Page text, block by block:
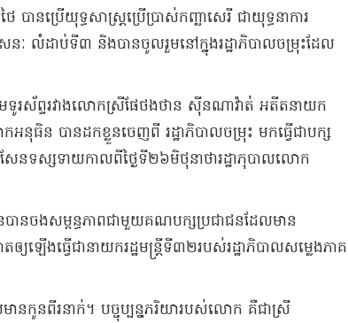
នប្រើយុទ្ធសាស្រ្តប្រើប្រាស់កញ្ឆាសេរី ជាយុទ្ធនាការ
លំដាប់ទី៣ និងបានចូលរួមនៅក្នុងរដ្ឋាភិបាលចម្រុះដែល
មទូរស័ព្ទរវាងលោកស្រីផែថងថាន ស៊ីនណាវ៉ាត់់ អតីតនាយក
នុធិន បានដកខ្លួនចេញពី រដ្ឋាភិបាលចម្រុះ មកធ្វើជាបក្ស
ែនទស្សទាយកាលពីថ្ងៃទី២៦មិថុនាថារដ្ឋាភុបាលលោក
ានចងសម្ពន្ធភាពជាមួយគណបក្សប្រជាជនដែលមាន
យឡើងធ្វើជានាយករដ្ឋមន្រ្តីទី៣២របស់រដ្ឋាភិបាលសម្លេងភាគ
កូនពីរនាក់។ បច្ចុប្បន្នភរិយារបស់លោក គឺជាស្រី